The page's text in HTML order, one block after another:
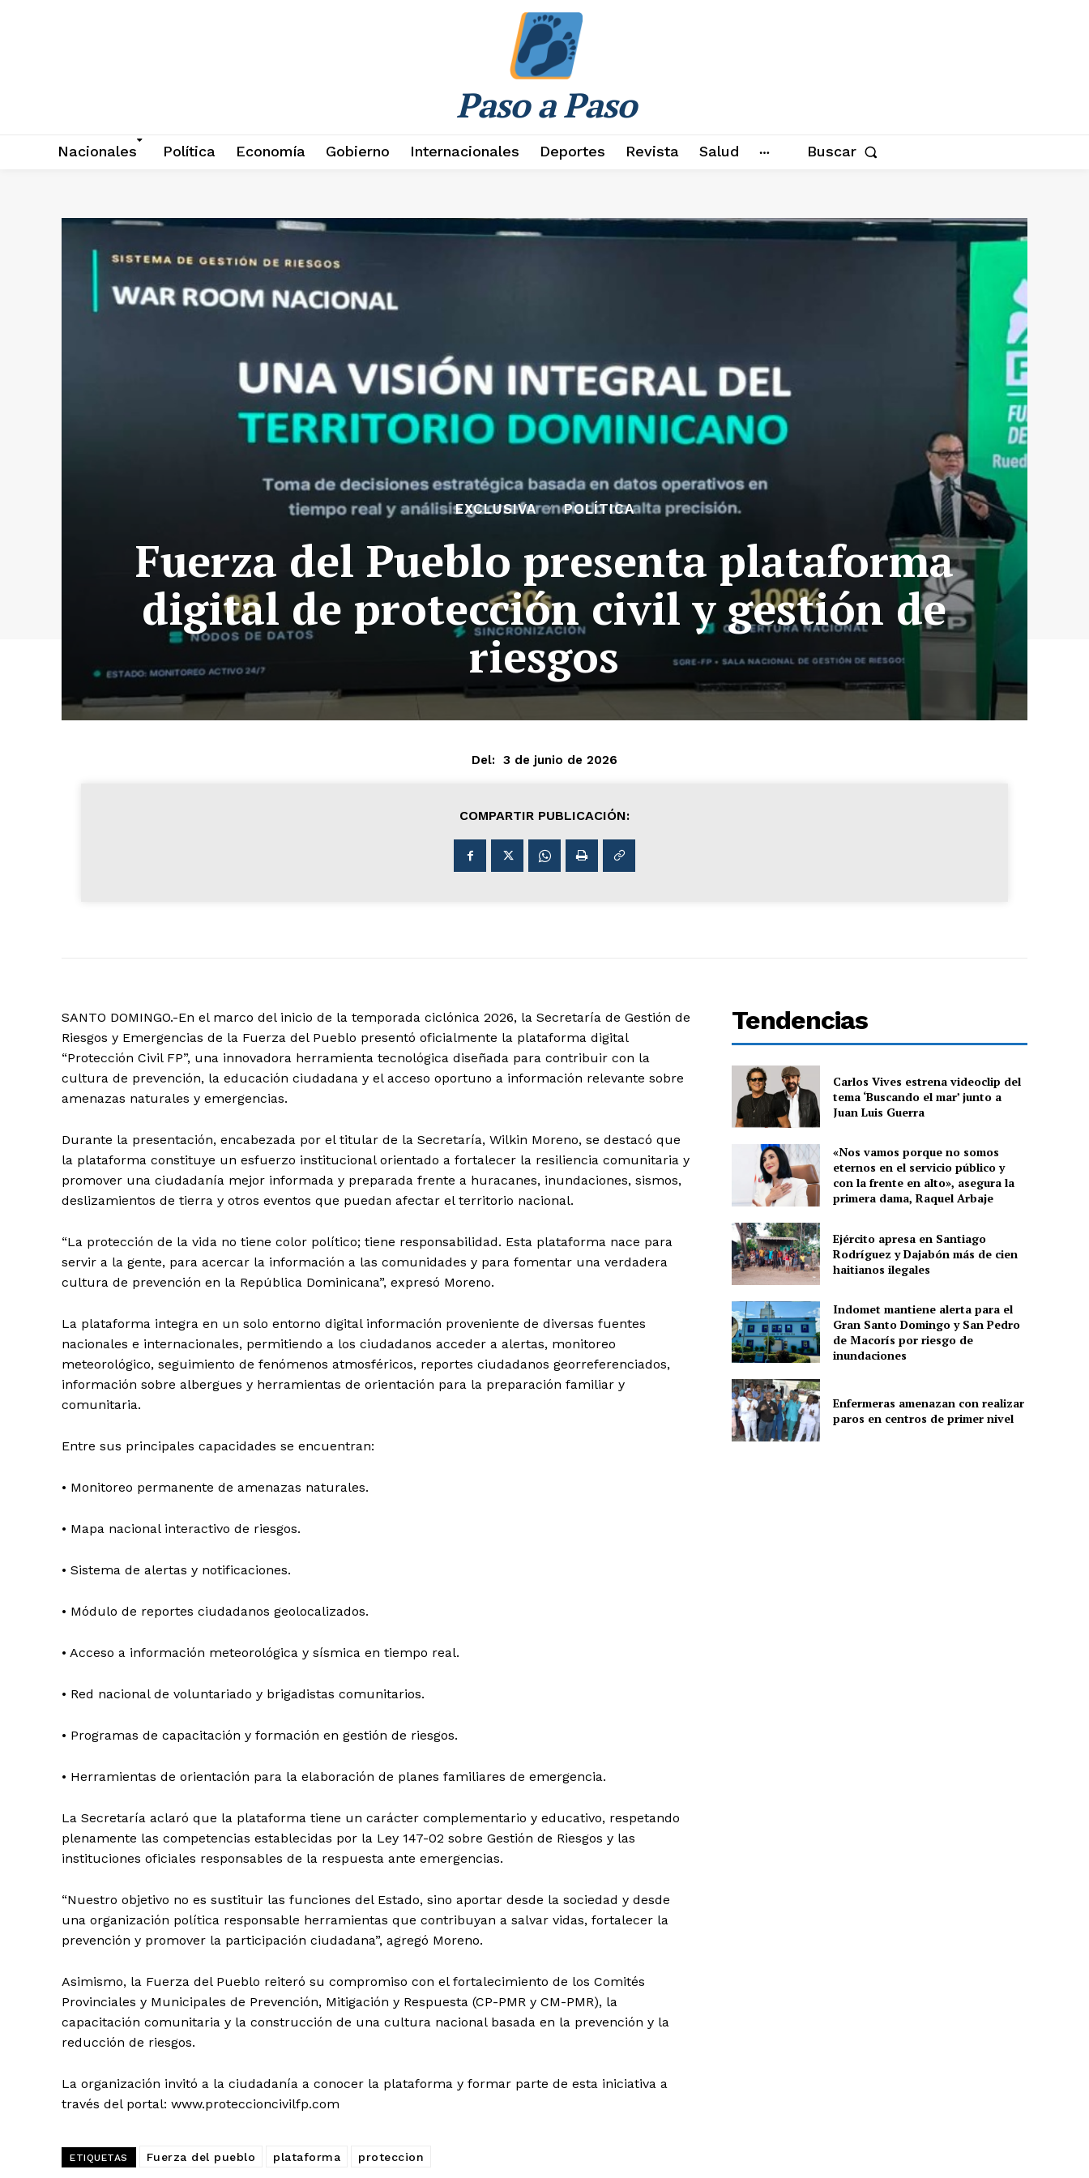
Paso a Paso
Nacionales Política Economía Gobierno Internacionales Deportes Revista Salud Buscar
EXCLUSIVA POLÍTICA
Fuerza del Pueblo presenta plataforma
digital de protección civil y gestión de
riesgos
Del: 3 de junio de 2026
COMPARTIR PUBLICACIÓN:
SANTO DOMINGO.-En el marco del inicio de la temporada ciclónica 2026, la Secretaría de Gestión de
Riesgos y Emergencias de la Fuerza del Pueblo presentó oficialmente la plataforma digital
“Protección Civil FP”, una innovadora herramienta tecnológica diseñada para contribuir con la
cultura de prevención, la educación ciudadana y el acceso oportuno a información relevante sobre
amenazas naturales y emergencias.
Durante la presentación, encabezada por el titular de la Secretaría, Wilkin Moreno, se destacó que
la plataforma constituye un esfuerzo institucional orientado a fortalecer la resiliencia comunitaria y
promover una ciudadanía mejor informada y preparada frente a huracanes, inundaciones, sismos,
deslizamientos de tierra y otros eventos que puedan afectar el territorio nacional.
“La protección de la vida no tiene color político; tiene responsabilidad. Esta plataforma nace para
servir a la gente, para acercar la información a las comunidades y para fomentar una verdadera
cultura de prevención en la República Dominicana”, expresó Moreno.
La plataforma integra en un solo entorno digital información proveniente de diversas fuentes
nacionales e internacionales, permitiendo a los ciudadanos acceder a alertas, monitoreo
meteorológico, seguimiento de fenómenos atmosféricos, reportes ciudadanos georreferenciados,
información sobre albergues y herramientas de orientación para la preparación familiar y
comunitaria.
Entre sus principales capacidades se encuentran:
• Monitoreo permanente de amenazas naturales.
• Mapa nacional interactivo de riesgos.
• Sistema de alertas y notificaciones.
• Módulo de reportes ciudadanos geolocalizados.
• Acceso a información meteorológica y sísmica en tiempo real.
• Red nacional de voluntariado y brigadistas comunitarios.
• Programas de capacitación y formación en gestión de riesgos.
• Herramientas de orientación para la elaboración de planes familiares de emergencia.
La Secretaría aclaró que la plataforma tiene un carácter complementario y educativo, respetando
plenamente las competencias establecidas por la Ley 147-02 sobre Gestión de Riesgos y las
instituciones oficiales responsables de la respuesta ante emergencias.
“Nuestro objetivo no es sustituir las funciones del Estado, sino aportar desde la sociedad y desde
una organización política responsable herramientas que contribuyan a salvar vidas, fortalecer la
prevención y promover la participación ciudadana”, agregó Moreno.
Asimismo, la Fuerza del Pueblo reiteró su compromiso con el fortalecimiento de los Comités
Provinciales y Municipales de Prevención, Mitigación y Respuesta (CP-PMR y CM-PMR), la
capacitación comunitaria y la construcción de una cultura nacional basada en la prevención y la
reducción de riesgos.
La organización invitó a la ciudadanía a conocer la plataforma y formar parte de esta iniciativa a
través del portal: www.proteccioncivilfp.com
ETIQUETAS Fuerza del pueblo plataforma proteccion
Tendencias
Carlos Vives estrena videoclip del
tema ‘Buscando el mar’ junto a
Juan Luis Guerra
«Nos vamos porque no somos
eternos en el servicio público y
con la frente en alto», asegura la
primera dama, Raquel Arbaje
Ejército apresa en Santiago
Rodríguez y Dajabón más de cien
haitianos ilegales
Indomet mantiene alerta para el
Gran Santo Domingo y San Pedro
de Macorís por riesgo de
inundaciones
Enfermeras amenazan con realizar
paros en centros de primer nivel